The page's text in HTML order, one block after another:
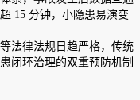
15 分钟，小隐患易演变
法律法规日趋严格，传统
闭环治理的双重预防机制